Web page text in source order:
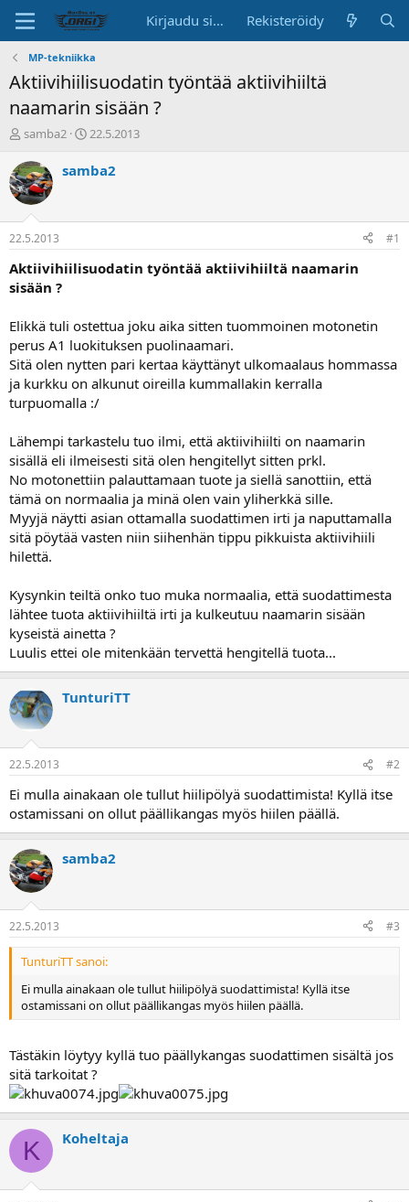
Kirjaudu sisään Rekisteröidy
MP-tekniikka
Aktiivihiilisuodatin työntää aktiivihiiltä
naamarin sisään ?
K
s
k
u
s
t
e
l
u
n
l
o
i
t
a
a
samba2
A
o
p
ä
22.5.2013
samba2
22.5.2013 #1
Aktiivihiilisuodatin työntää aktiivihiiltä naamarin
sisään ?
Elikkä tuli ostettua joku aika sitten tuommoinen motonetin
perus A1 luokituksen puolinaamari.
Sitä olen nytten pari kertaa käyttänyt ulkomaalaus hommassa
ja kurkku on alkunut oireilla kummallakin kerralla
turpuomalla :/
Lähempi tarkastelu tuo ilmi, että aktiivihiilti on naamarin
sisällä eli ilmeisesti sitä olen hengitellyt sitten prkl.
No motonettiin palauttamaan tuote ja siellä sanottiin, että
tämä on normaalia ja minä olen vain yliherkkä sille.
Myyjä näytti asian ottamalla suodattimen irti ja naputtamalla
sitä pöytää vasten niin siihenhän tippu pikkuista aktiivihiili
hilettä.
Kysynkin teiltä onko tuo muka normaalia, että suodattimesta
lähtee tuota aktiivihiiltä irti ja kulkeutuu naamarin sisään
kyseistä ainetta ?
Luulis ettei ole mitenkään tervettä hengitellä tuota...
TunturiTT
22.5.2013 #2
Ei mulla ainakaan ole tullut hiilipölyä suodattimista! Kyllä itse
ostamissani on ollut päällikangas myös hiilen päällä.
samba2
22.5.2013 #3
TunturiTT sanoi:
Ei mulla ainakaan ole tullut hiilipölyä suodattimista! Kyllä itse
ostamissani on ollut päällikangas myös hiilen päällä.
Tästäkin löytyy kyllä tuo päällykangas suodattimen sisältä jos
sitä tarkoitat ?
K Koheltaja